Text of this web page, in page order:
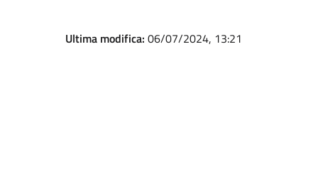
Ultima modifica: 06/07/2024, 13:21